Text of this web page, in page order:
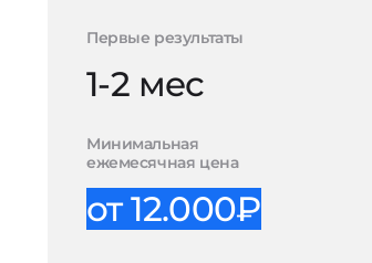
Первые результаты
1-2 мес
Минимальная
ежемесячная цена
от 12.000₽